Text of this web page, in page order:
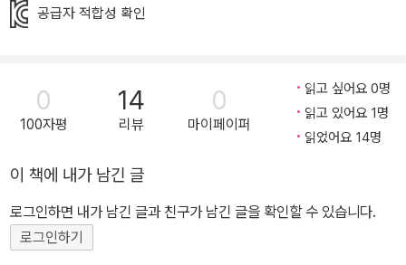
약 7년이라는 긴 시간 동안 독자들의 열렬한 지지와 사랑을 받아 왔
인공인 강파랑에게 가려 주목받지 못한 여러 인물이 나온다. MSG
첩보국의 예비 요원으로 여러 차례 출연(!)한 이정찬은 ‘코드네임
H’의 짐 가방에 몰래 숨어들지만 열차에 실리지 못한 채 그대로 퇴장
당하고, ‘코드네임 R’이 제멋대로 비행기를 이륙시키는 바람에 낙오
번째 주인공이 된다. 두 번째는 멕시코 레슬러 출신의 코드네임 T. 시
선을 잡아 끄는 호랑이 복면과 근육질 몸매의 소유자로, 고향 멕시코
공급자 적합성 확인
0
100자평
14
리뷰
0
마이페이퍼
읽고 싶어요 0명
읽고 있어요 1명
읽었어요 14명
이 책에 내가 남긴 글
로그인하면 내가 남긴 글과 친구가 남긴 글을 확인할 수 있습니다.
로그인하기